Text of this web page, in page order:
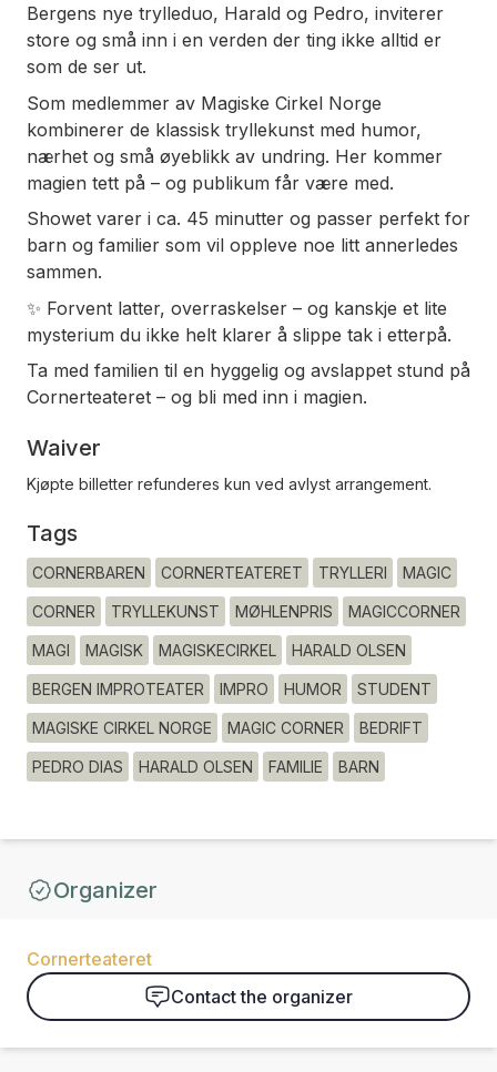
Bergens nye trylleduo, Harald og Pedro, inviterer
store og små inn i en verden der ting ikke alltid er
som de ser ut.
Som medlemmer av Magiske Cirkel Norge
kombinerer de klassisk tryllekunst med humor,
nærhet og små øyeblikk av undring. Her kommer
magien tett på – og publikum får være med.
Showet varer i ca. 45 minutter og passer perfekt for
barn og familier som vil oppleve noe litt annerledes
sammen.
✨ Forvent latter, overraskelser – og kanskje et lite
mysterium du ikke helt klarer å slippe tak i etterpå.
Ta med familien til en hyggelig og avslappet stund på
Cornerteateret – og bli med inn i magien.
Waiver
Kjøpte billetter refunderes kun ved avlyst arrangement.
Tags
CORNERBAREN CORNERTEATERET TRYLLERI MAGIC
CORNER TRYLLEKUNST MØHLENPRIS MAGICCORNER
MAGI MAGISK MAGISKECIRKEL HARALD OLSEN
BERGEN IMPROTEATER IMPRO HUMOR STUDENT
MAGISKE CIRKEL NORGE MAGIC CORNER BEDRIFT
PEDRO DIAS HARALD OLSEN FAMILIE BARN
Organizer
Cornerteateret
Contact the organizer